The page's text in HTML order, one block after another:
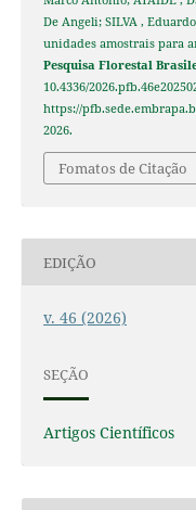
De Angeli; SILVA ,
unidades amostrais para
Pesquisa Florestal
10.4336/
https://
2026.
Fomatos de Citação
EDIÇÃO
v. 46 (2026)
SEÇÃO
Artigos Científicos